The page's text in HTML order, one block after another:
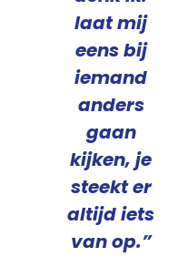
laat mij
eens bij
iemand
anders
gaan
kijken, je
steekt er
altijd iets
van op.”